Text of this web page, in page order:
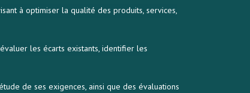
à optimiser la qualité des produits, services,
les écarts existants, identifier les
de ses exigences, ainsi que des évaluations